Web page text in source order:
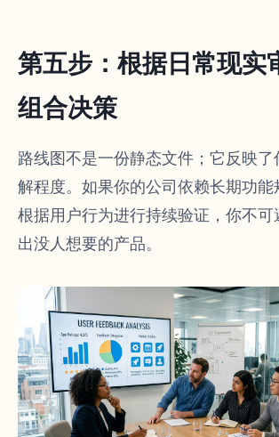
第五步：根据日常现实
组合决策
路线图不是一份静态文件；它反映了
解程度。如果你的公司依赖长期功能
根据用户行为进行持续验证，你不可
出没人想要的产品。